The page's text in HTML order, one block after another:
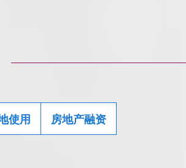
使用 房地产融资